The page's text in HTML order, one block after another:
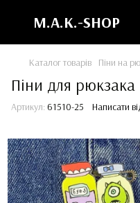
M.A.K.-SHOP
Каталог товарів Піни на
Піни для
Артикул: 61510-25 Написати